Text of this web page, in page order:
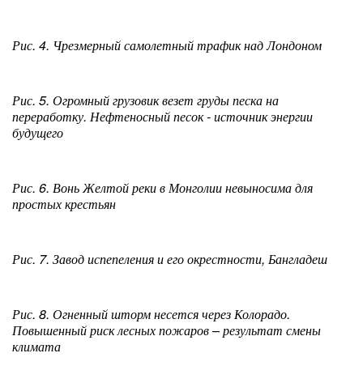
Рис. 4. Чрезмерный самолетный трафик над Лондоном
Рис. 5. Огромный грузовик везет груды песка на
переработку. Нефтеносный песок - источник энергии
будущего
Рис. 6. Вонь Желтой реки в Монголии невыносима для
простых крестьян
Рис. 7. Завод испепеления и его окрестности, Бангладеш
Рис. 8. Огненный шторм несется через Колорадо.
Повышенный риск лесных пожаров – результат смены
климата